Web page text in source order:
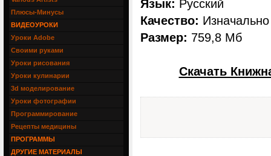
Язык: Русский
Качество:
Размер: 759,8 Мб
Скачать
Плюсы-Минусы
ВИДЕОУРОКИ
Уроки Adobe
Своими руками
Уроки рисования
Уроки кулинарии
3d моделирование
Уроки фотографии
Программирование
Рецепты медицины
ПРОГРАММЫ
ДРУГИЕ МАТЕРИАЛЫ